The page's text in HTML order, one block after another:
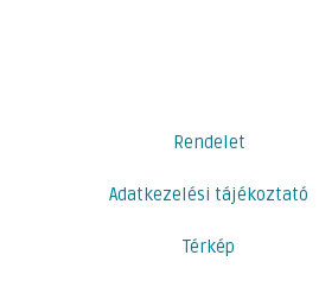
Rendelet
Adatkezelési tájékoztató
Térkép